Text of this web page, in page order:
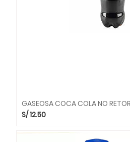
GASEOSA COCA COLA NO
S/12.50